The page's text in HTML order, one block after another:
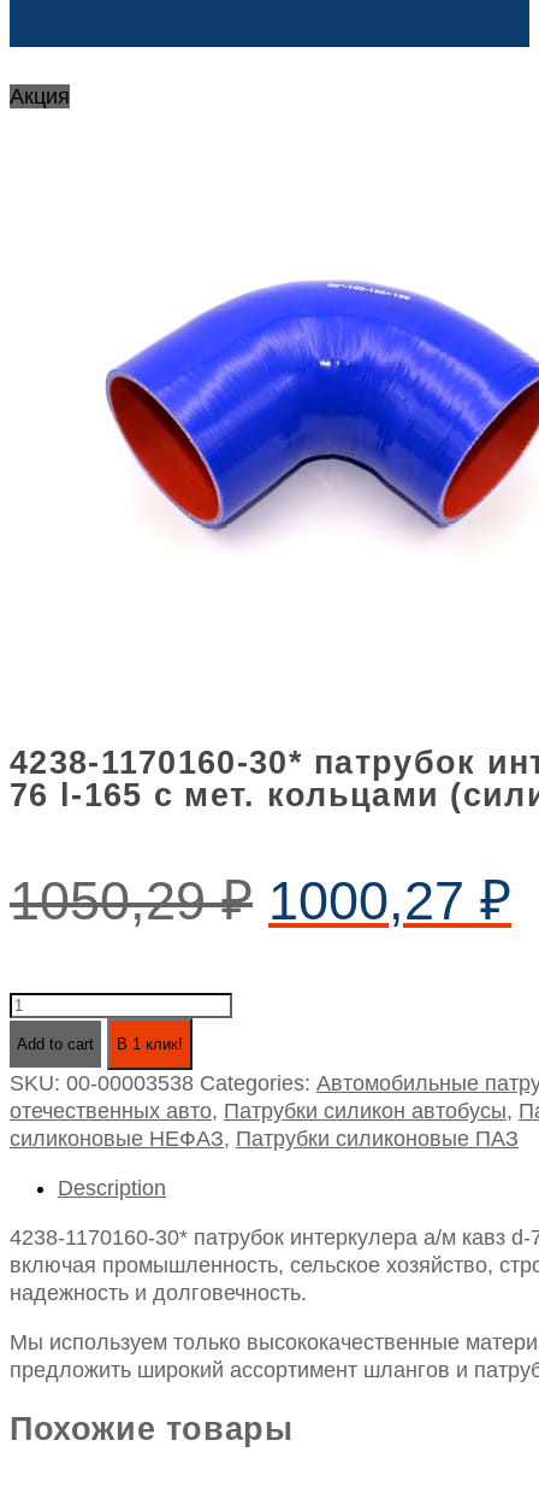
Акция
4238-1170160-30* патрубок
76 l-165 с мет. кольцами
1050,29₽ 1000,27 ₽
4238-
патрубок
интеркулера
а/
кавз
d-
76
l-
165
с
мет.
(силик.
синий)
Add to cart В 1 клик!
SKU: 00-00003538 Categories: Автомобильные
отечественных авто, Патрубки силикон автобусы,
силиконовые НЕФАЗ, Патрубки силиконовые ПАЗ
Description
4238-1170160-30* патрубок интеркулера а/м кавз
включая промышленность, сельское хозяйство,
надежность и долговечность.
Мы используем только высококачественные
предложить широкий ассортимент шлангов и
Похожие товары